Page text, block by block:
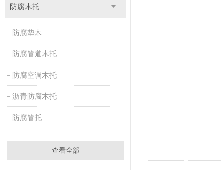
防腐木托
防腐垫木
防腐管道木托
防腐空调木托
沥青防腐木托
防腐管托
查看全部